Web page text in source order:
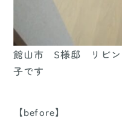
館山市 S様邸 リビン
子です
【before】